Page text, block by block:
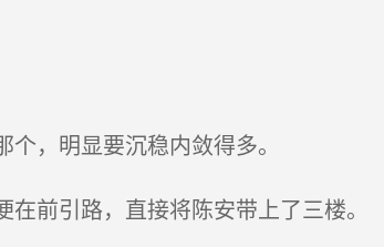
，明显要沉稳内敛得多。
前引路，直接将陈安带上了三楼。